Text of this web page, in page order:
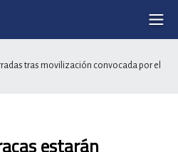
tras movilización convocada por el
estarán